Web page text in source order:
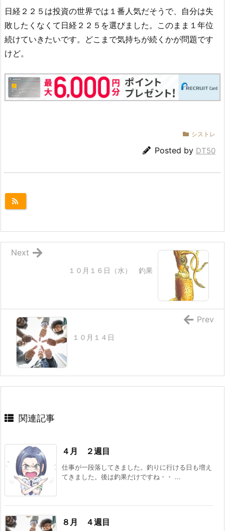
日経２２５は投資の世界では１番人気だそうで、自分は失
敗したくなくて日経２２５を選びました。このまま１年位
続けていきたいです。どこまで気持ちが続くかが問題です
けど。
シストレ
Posted by DT50
１０月１６日（水） 釣果
Next
１０月１４日
Prev
関連記事
４月 ２週目
仕事が一段落してきました。釣りに行ける日も増え
てきました。後は釣果だけですね・・ ...
８月 ４週目